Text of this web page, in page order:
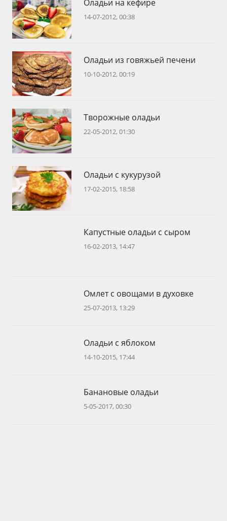
Оладьи на кефире
14-07-2012, 00:38
Оладьи из говяжьей печени
10-10-2012, 00:19
Творожные оладьи
22-05-2012, 01:30
Оладьи с кукурузой
17-02-2015, 18:58
Капустные оладьи с сыром
16-02-2013, 14:47
Омлет с овощами в духовке
25-07-2013, 13:29
Оладьи с яблоком
14-10-2015, 17:44
Банановые оладьи
5-05-2017, 00:30